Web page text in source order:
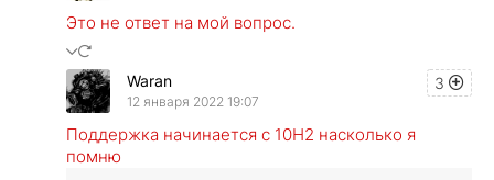
Это не ответ на мой вопрос.
3
Waran
12 января 2022 19:07
Поддержка начинается с 10H2 насколько я
помню